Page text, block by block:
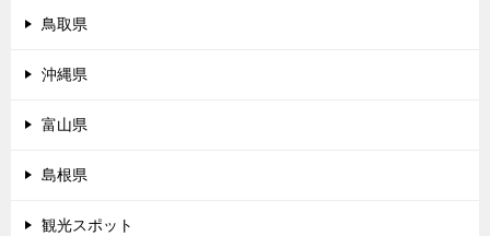
鳥取県
沖縄県
富山県
島根県
観光スポット